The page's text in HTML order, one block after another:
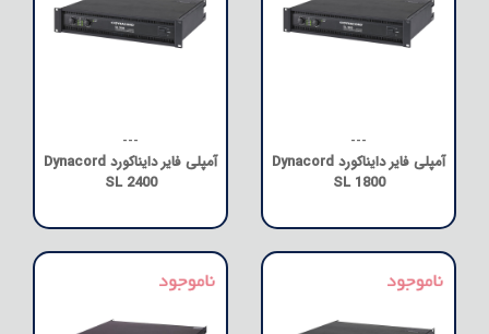
---
آمپلی فایر دایناکورد Dynacord
SL 1800
---
آمپلی فایر دایناکورد Dynacord
SL 2400